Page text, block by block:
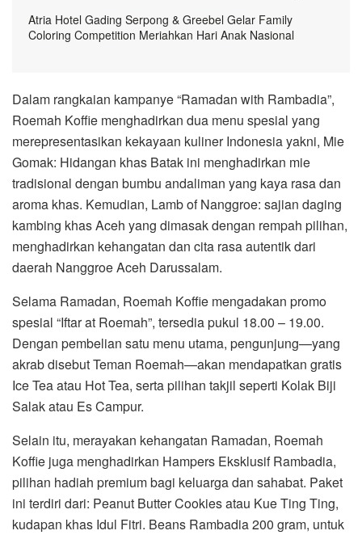
Atria Hotel Gading Serpong & Greebel Gelar Family
Coloring Competition Meriahkan Hari Anak Nasional
Dalam rangkaian kampanye “Ramadan with Rambadia”,
Roemah Koffie menghadirkan dua menu spesial yang
merepresentasikan kekayaan kuliner Indonesia yakni, Mie
Gomak: Hidangan khas Batak ini menghadirkan mie
tradisional dengan bumbu andaliman yang kaya rasa dan
aroma khas. Kemudian, Lamb of Nanggroe: sajian daging
kambing khas Aceh yang dimasak dengan rempah pilihan,
menghadirkan kehangatan dan cita rasa autentik dari
daerah Nanggroe Aceh Darussalam.
Selama Ramadan, Roemah Koffie mengadakan promo
spesial “Iftar at Roemah”, tersedia pukul 18.00 – 19.00.
Dengan pembelian satu menu utama, pengunjung—yang
akrab disebut Teman Roemah—akan mendapatkan gratis
Ice Tea atau Hot Tea, serta pilihan takjil seperti Kolak Biji
Salak atau Es Campur.
Selain itu, merayakan kehangatan Ramadan, Roemah
Koffie juga menghadirkan Hampers Eksklusif Rambadia,
pilihan hadiah premium bagi keluarga dan sahabat. Paket
ini terdiri dari: Peanut Butter Cookies atau Kue Ting Ting,
kudapan khas Idul Fitri. Beans Rambadia 200 gram, untuk